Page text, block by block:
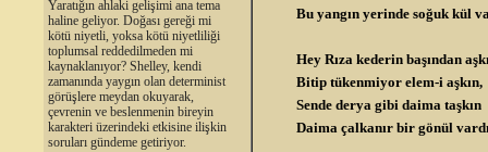
Yaratığın ahlaki gelişimi ana tema
haline geliyor. Doğası gereği mi
kötü niyetli, yoksa kötü niyetliliği
toplumsal reddedilmeden mi
kaynaklanıyor? Shelley, kendi
zamanında yaygın olan determinist
görüşlere meydan okuyarak,
çevrenin ve beslenmenin bireyin
karakteri üzerindeki etkisine ilişkin
soruları gündeme getiriyor.
Bu yangın yerinde soğuk kül
Hey Rıza kederin başından
Bitip tükenmiyor elem-i aşkın,
Sende derya gibi daima taşkın
Daima çalkanır bir gönül